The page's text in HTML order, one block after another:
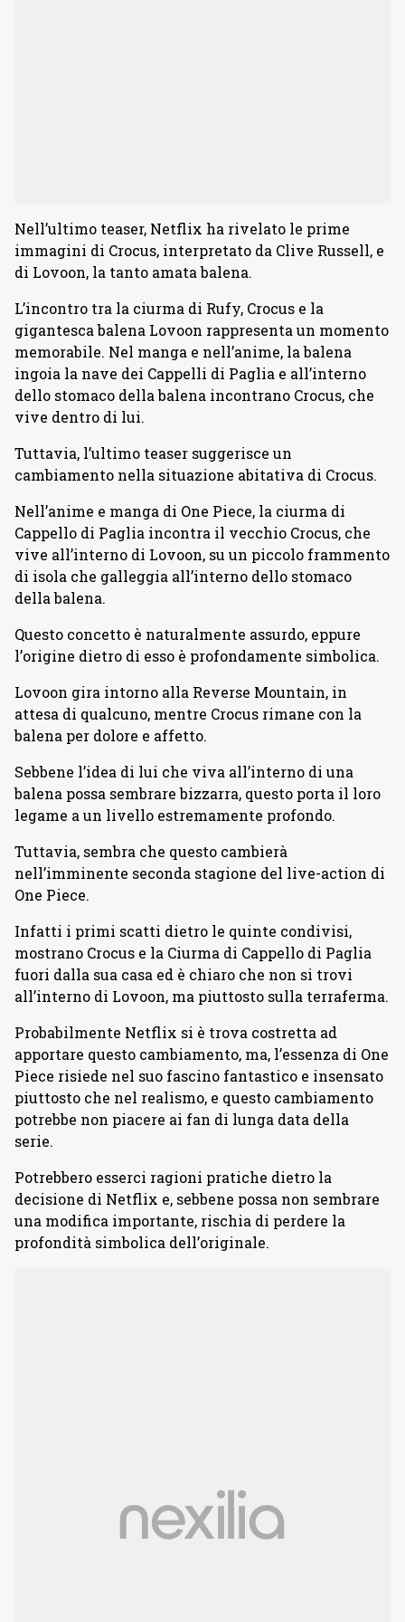
Nell’ultimo teaser, Netflix ha rivelato le prime
immagini di Crocus, interpretato da Clive Russell, e
di Lovoon, la tanto amata balena.
L’incontro tra la ciurma di Rufy, Crocus e la
gigantesca balena Lovoon rappresenta un momento
memorabile. Nel manga e nell’anime, la balena
ingoia la nave dei Cappelli di Paglia e all’interno
dello stomaco della balena incontrano Crocus, che
vive dentro di lui.
Tuttavia, l’ultimo teaser suggerisce un
cambiamento nella situazione abitativa di Crocus.
Nell’anime e manga di One Piece, la ciurma di
Cappello di Paglia incontra il vecchio Crocus, che
vive all’interno di Lovoon, su un piccolo frammento
di isola che galleggia all’interno dello stomaco
della balena.
Questo concetto è naturalmente assurdo, eppure
l’origine dietro di esso è profondamente simbolica.
Lovoon gira intorno alla Reverse Mountain, in
attesa di qualcuno, mentre Crocus rimane con la
balena per dolore e affetto.
Sebbene l’idea di lui che viva all’interno di una
balena possa sembrare bizzarra, questo porta il loro
legame a un livello estremamente profondo.
Tuttavia, sembra che questo cambierà
nell’imminente seconda stagione del live-action di
One Piece.
Infatti i primi scatti dietro le quinte condivisi,
mostrano Crocus e la Ciurma di Cappello di Paglia
fuori dalla sua casa ed è chiaro che non si trovi
all’interno di Lovoon, ma piuttosto sulla terraferma.
Probabilmente Netflix si è trova costretta ad
apportare questo cambiamento, ma, l’essenza di One
Piece risiede nel suo fascino fantastico e insensato
piuttosto che nel realismo, e questo cambiamento
potrebbe non piacere ai fan di lunga data della
serie.
Potrebbero esserci ragioni pratiche dietro la
decisione di Netflix e, sebbene possa non sembrare
una modifica importante, rischia di perdere la
profondità simbolica dell’originale.